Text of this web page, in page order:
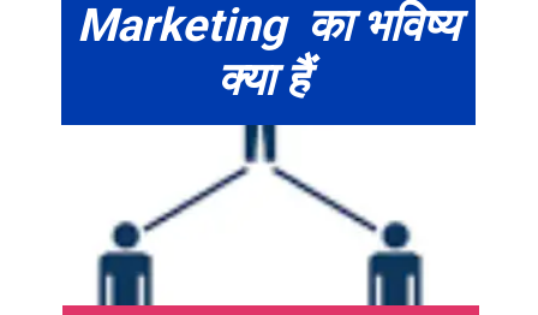
Marketing का भविष्य
क्या हैं